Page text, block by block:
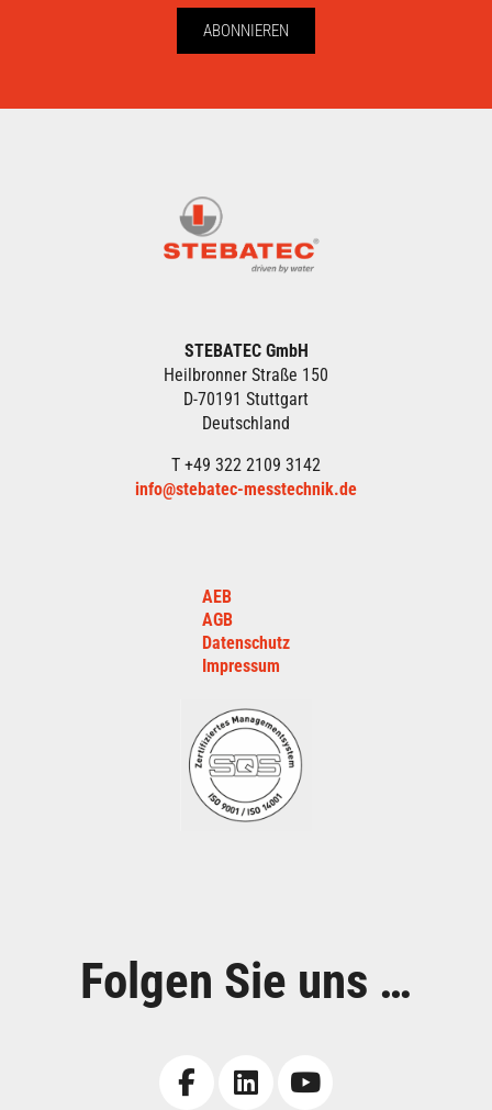
ABONNIEREN
STEBATEC GmbH
Heilbronner Straße 150
D-70191 Stuttgart
Deutschland
T +49 322 2109 3142
info@stebatec-messtechnik.de
AEB
AGB
Datenschutz
Impressum
Folgen Sie uns …